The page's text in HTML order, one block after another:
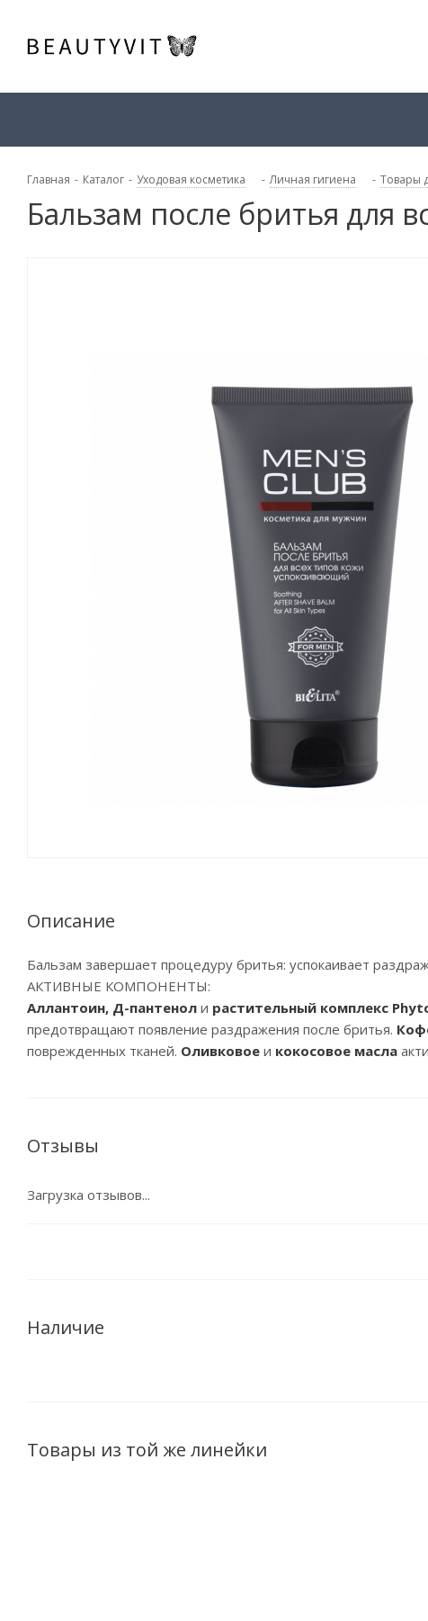
Главная - Каталог - Уходовая косметика - Личная гигиена - Товары
Бальзам после бритья для
Описание
Бальзам завершает процедуру бритья: успокаивает
АКТИВНЫЕ КОМПОНЕНТЫ:
Аллантоин, Д-пантенол и растительный комплекс
предотвращают появление раздражения после бритья.
поврежденных тканей. Оливковое и кокосовое масла
Отзывы
Загрузка отзывов...
Наличие
Товары из той же линейки